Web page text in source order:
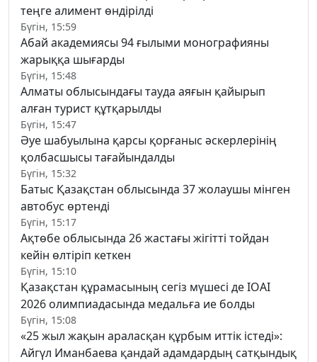
теңге алимент өндірілді
Бүгін, 15:59
Абай академиясы 94 ғылыми монографияны
жарыққа шығарды
Бүгін, 15:48
Алматы облысындағы тауда аяғын қайырып
алған турист құтқарылды
Бүгін, 15:47
Әуе шабуылына қарсы қорғаныс әскерлерінің
қолбасшысы тағайындалды
Бүгін, 15:32
Батыс Қазақстан облысында 37 жолаушы мінген
автобус өртенді
Бүгін, 15:17
Ақтөбе облысында 26 жастағы жігітті тойдан
кейін өлтіріп кеткен
Бүгін, 15:10
Қазақстан құрамасының сегіз мүшесі де IOAI
2026 олимпиадасында медальға ие болды
Бүгін, 15:08
«25 жыл жақын араласқан құрбым иттік істеді»:
Айгүл Иманбаева қандай адамдардың сатқындық